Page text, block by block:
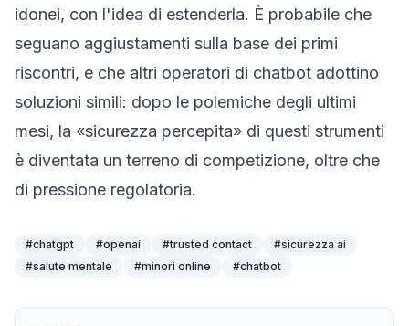
idonei, con l'idea di estenderla. È probabile che
seguano aggiustamenti sulla base dei primi
riscontri, e che altri operatori di chatbot adottino
soluzioni simili: dopo le polemiche degli ultimi
mesi, la «sicurezza percepita» di questi strumenti
è diventata un terreno di competizione, oltre che
di pressione regolatoria.
#chatgpt #openai #trusted contact #sicurezza ai
#salute mentale #minori online #chatbot